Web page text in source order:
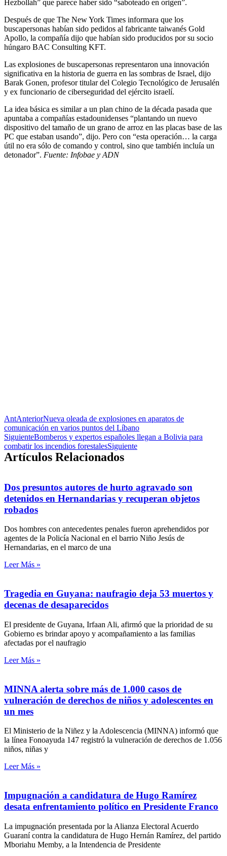
Hezbollah” que parece haber sido “saboteado en origen”.
Después de que The New York Times informara que los
buscapersonas habían sido pedidos al fabricante taiwanés Gold
Apollo, la compañía dijo que habían sido producidos por su socio
húngaro BAC Consulting KFT.
Las explosiones de buscapersonas representaron una innovación
significativa en la historia de guerra en las sombras de Israel, dijo
Barak Gonen, profesor titular del Colegio Tecnológico de Jerusalén
y ex funcionario de ciberseguridad del ejército israelí.
La idea básica es similar a un plan chino de la década pasada que
apuntaba a compañías estadounidenses “plantando un nuevo
dispositivo del tamaño de un grano de arroz en las placas base de las
PC que estaban usando”, dijo. Pero con “esta operación… la carga
útil no era sólo de comando y control, sino que también incluía un
detonador”. Fuente: Infobae y ADN
AntAnteriorNueva oleada de explosiones en aparatos de
comunicación en varios puntos del Líbano
SiguienteBomberos y expertos españoles llegan a Bolivia para
combatir los incendios forestalesSiguiente
Artículos Relacionados
Dos presuntos autores de hurto agravado son
detenidos en Hernandarias y recuperan objetos
robados
Dos hombres con antecedentes penales fueron aprehendidos por
agentes de la Policía Nacional en el barrio Niño Jesús de
Hernandarias, en el marco de una
Leer Más »
Tragedia en Guyana: naufragio deja 53 muertos y
decenas de desaparecidos
El presidente de Guyana, Irfaan Ali, afirmó que la prioridad de su
Gobierno es brindar apoyo y acompañamiento a las familias
afectadas por el naufragio
Leer Más »
MINNA alerta sobre más de 1.000 casos de
vulneración de derechos de niños y adolescentes en
un mes
El Ministerio de la Niñez y la Adolescencia (MINNA) informó que
la línea Fonoayuda 147 registró la vulneración de derechos de 1.056
niños, niñas y
Leer Más »
Impugnación a candidatura de Hugo Ramírez
desata enfrentamiento político en Presidente Franco
La impugnación presentada por la Alianza Electoral Acuerdo
Guaraní contra la candidatura de Hugo Hernán Ramírez, del partido
Mboriahu Memby, a la Intendencia de Presidente